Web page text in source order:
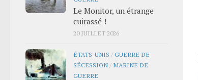
Le Monitor, un étrange
cuirassé !
20 JUILLET 2026
ÉTATS-UNIS /GUERRE DE
SÉCESSION / MARINE DE
GUERRE